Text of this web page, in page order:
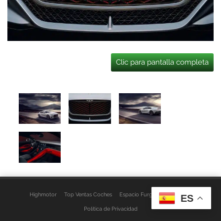
Clic para pantalla completa
Highmotor Top Ventas Coches Espacio Furgo Aviso Legal
Política de Privacidad
ES